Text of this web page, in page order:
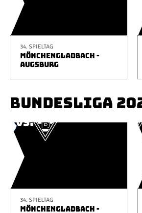
34. SPIELTAG
MÖNCHENGLADBACH -
AUGSBURG
BUNDESLIGA
34. SPIELTAG
MÖNCHENGLADBACH -